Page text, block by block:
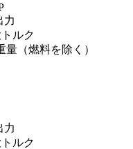
力
ルク
量（燃料を除く）
力
ルク